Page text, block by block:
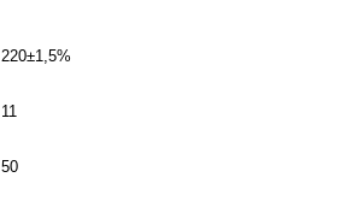
220±1,5%
11
50